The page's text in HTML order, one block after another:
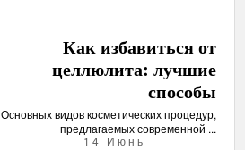
Как избавиться от
целлюлита: лучшие
способы
Основных видов косметических процедур,
предлагаемых современной ...
14 Июнь